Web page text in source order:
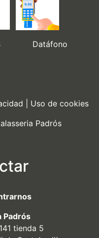
Datáfono
Uso de cookies
Padrós
Padrós
tienda 5